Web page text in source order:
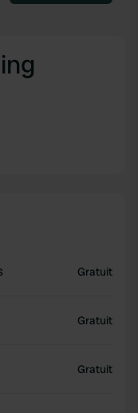
Gratuit
Gratuit
Gratuit